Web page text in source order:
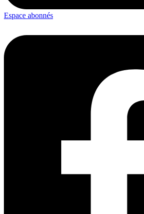
Espace abonnés